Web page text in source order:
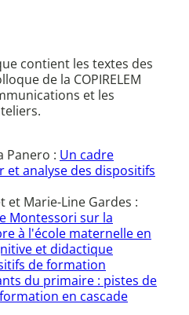
contient les textes des
de la COPIRELEM
et les
Panero : Un cadre
analyse des dispositifs
et Marie-Line Gardes :
Montessori sur la
à l'école maternelle en
et didactique
de formation
du primaire : pistes de
en cascade